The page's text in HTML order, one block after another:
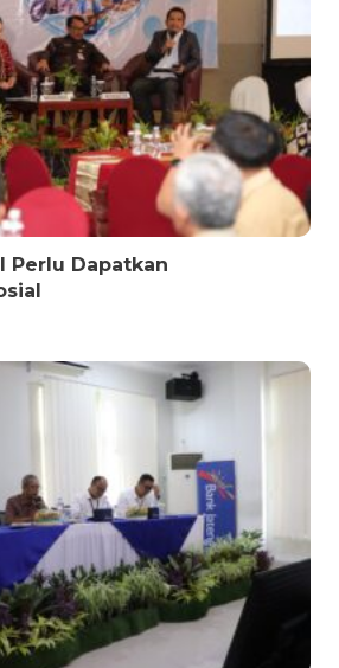
Perlu Dapatkan